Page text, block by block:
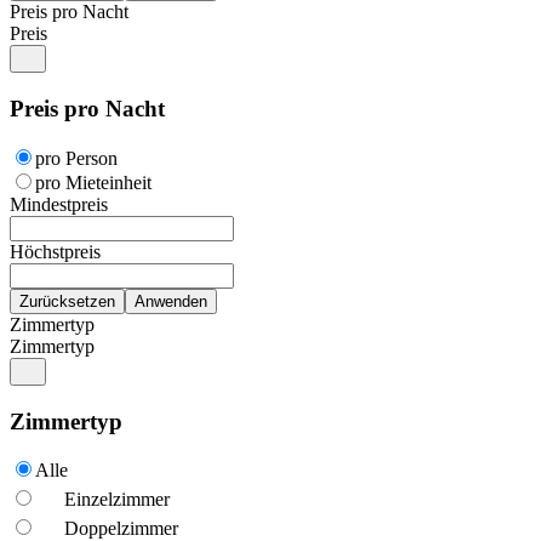
Preis pro Nacht
Preis
Preis pro Nacht
pro Person
pro Mieteinheit
Mindestpreis
Höchstpreis
Zimmertyp
Zimmertyp
Zimmertyp
Alle
Einzelzimmer
Doppelzimmer